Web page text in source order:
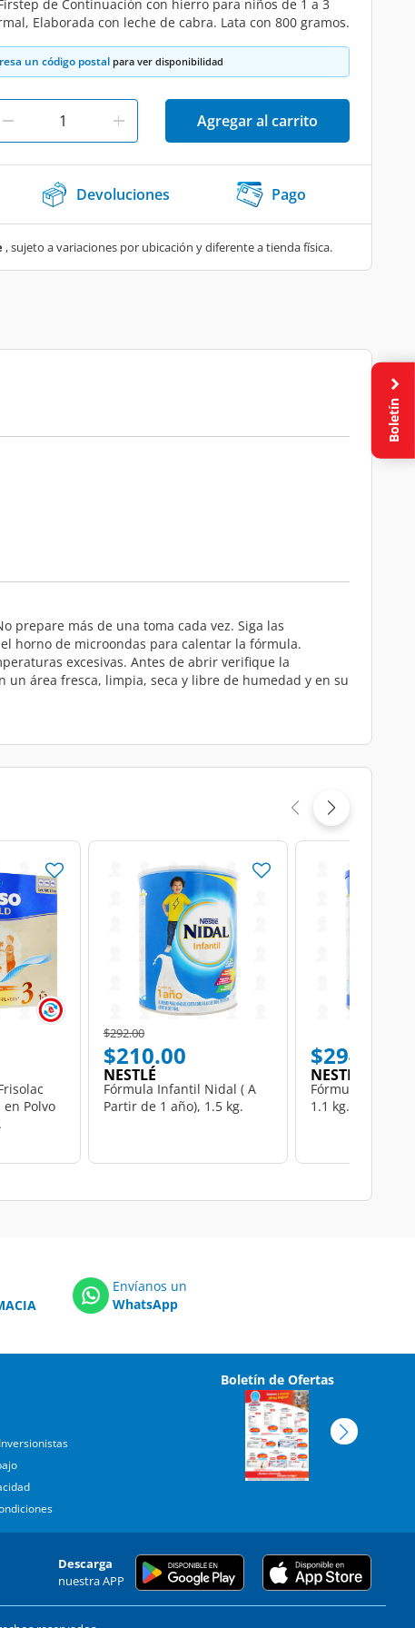
de Continuación con hierro para niños de 1 a 3
Elaborada con leche de cabra. Lata con 800 gramos.
un código postal para ver disponibilidad
Agregar al carrito
Devoluciones Pago
, sujeto a variaciones por ubicación y diferente a tienda física.
prepare más de una toma cada vez. Siga las
horno de microondas para calentar la fórmula.
excesivas. Antes de abrir verifique la
área fresca, limpia, seca y libre de humedad y en su
Polvo
Price reduced from
$292.00to
$210.00
NESTLÉ
Fórmula Infantil Nidal ( A
Partir de 1 año), 1.5 kg.
$294.00
NESTLÉ
Fórmula Infantil
1.1 kg.
Envíanos un
WhatsApp
Boletín de Ofertas
Descarga
nuestra APP
Boletín